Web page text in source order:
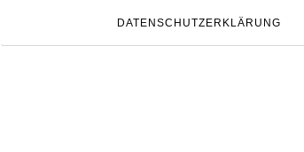
DATENSCHUTZERKLÄRUNG